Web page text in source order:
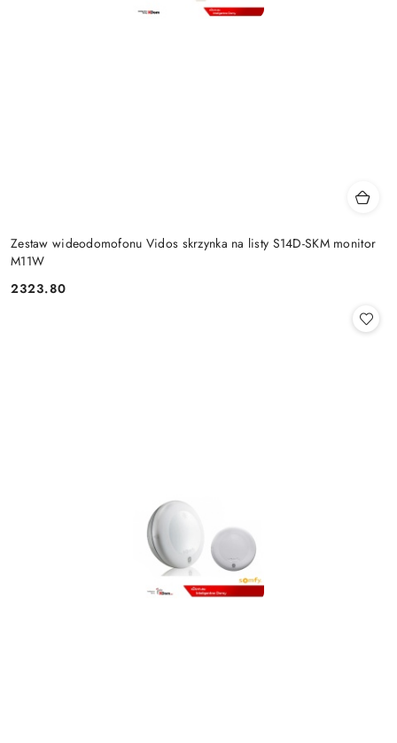
Zestaw wideodomofonu Vidos skrzynka na listy S14D-SKM monitor
M11W
Cena:
2323.80